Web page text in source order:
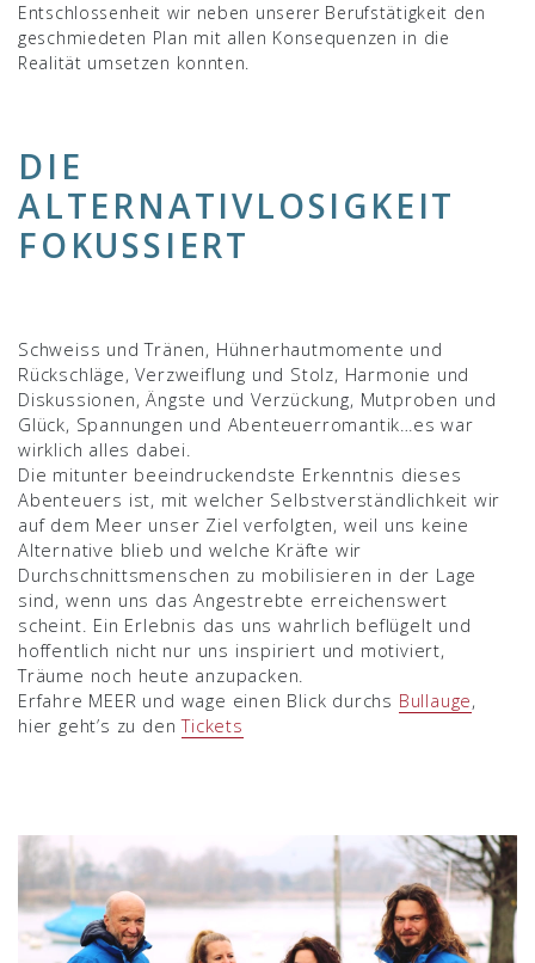
Entschlossenheit wir neben unserer Berufstätigkeit den
geschmiedeten Plan mit allen Konsequenzen in die
Realität umsetzen konnten.
DIE
ALTERNATIVLOSIGKEIT
FOKUSSIERT
Schweiss und Tränen, Hühnerhautmomente und
Rückschläge, Verzweiflung und Stolz, Harmonie und
Diskussionen, Ängste und Verzückung, Mutproben und
Glück, Spannungen und Abenteuerromantik…es war
wirklich alles dabei.
Die mitunter beeindruckendste Erkenntnis dieses
Abenteuers ist, mit welcher Selbstverständlichkeit wir
auf dem Meer unser Ziel verfolgten, weil uns keine
Alternative blieb und welche Kräfte wir
Durchschnittsmenschen zu mobilisieren in der Lage
sind, wenn uns das Angestrebte erreichenswert
scheint. Ein Erlebnis das uns wahrlich beflügelt und
hoffentlich nicht nur uns inspiriert und motiviert,
Träume noch heute anzupacken.
Erfahre MEER und wage einen Blick durchs Bullauge,
hier geht’s zu denTickets